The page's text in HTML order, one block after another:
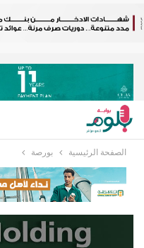
الصفحة الرئيسية بورصة